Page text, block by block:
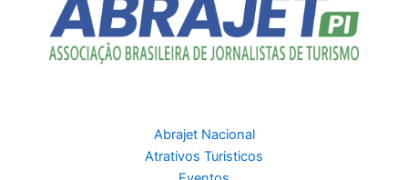
Abrajet Nacional
Atrativos Turisticos